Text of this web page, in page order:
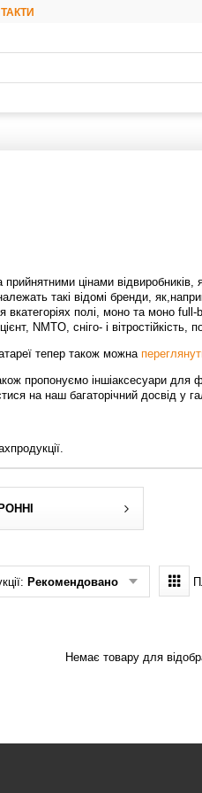
прийнятними цінами
такі відомі бренди,
вкатегоріях полі, моно та моно
NMTO, сніго- і вітростійкість,
тепер також можна
пропонуємо іншіаксесуари для
на наш багаторічний досвід у
Рекомендовано
Немає товару для